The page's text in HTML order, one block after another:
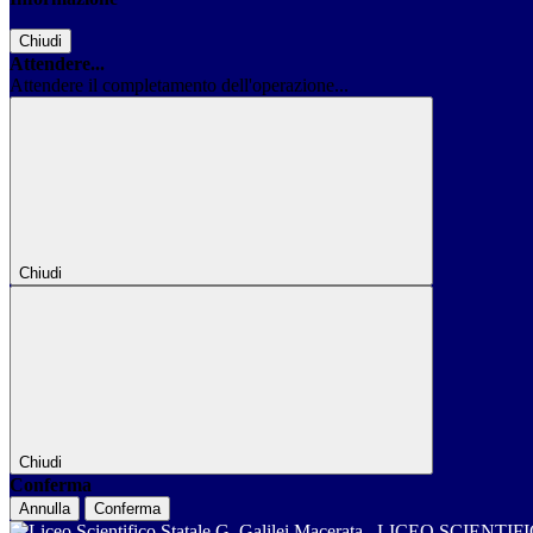
Chiudi
Attendere...
Attendere il completamento dell'operazione...
Chiudi
Chiudi
Conferma
Annulla Conferma